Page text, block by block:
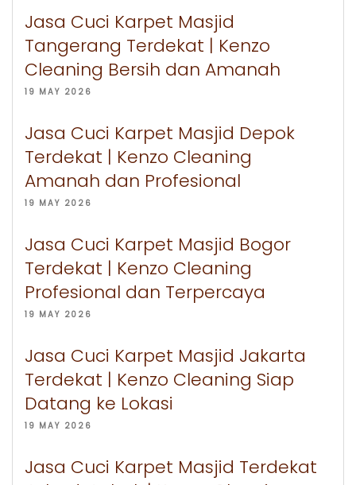
Jasa Cuci Karpet Masjid
Tangerang Terdekat | Kenzo
Cleaning Bersih dan Amanah
19 MAY 2026
Jasa Cuci Karpet Masjid Depok
Terdekat | Kenzo Cleaning
Amanah dan Profesional
19 MAY 2026
Jasa Cuci Karpet Masjid Bogor
Terdekat | Kenzo Cleaning
Profesional dan Terpercaya
19 MAY 2026
Jasa Cuci Karpet Masjid Jakarta
Terdekat | Kenzo Cleaning Siap
Datang ke Lokasi
19 MAY 2026
Jasa Cuci Karpet Masjid Terdekat